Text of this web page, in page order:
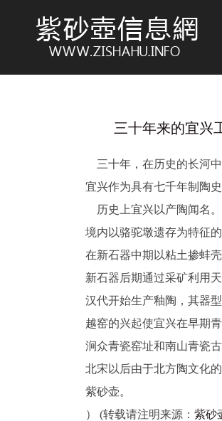
三十年来的宜兴
三十年，在历史的长河中
宜兴作为具有七千年制陶
历史上宜兴以产陶闻名。
境内以骆驼墩遗存为特征
在新石器中期以粘土掺蚌
新石器后期通过采矿利用
汉代开始生产釉陶，其器
越窑的兴起使宜兴在早期
涧众青瓷窑址和南山青瓷
北宋以后由于北方陶文
紫砂壶。
） (转载请注明来源： 紫砂